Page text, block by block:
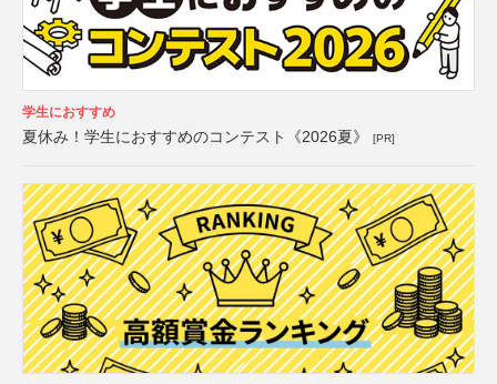
学生におすすめ
夏休み！学生におすすめのコンテスト《2026夏》 [PR]